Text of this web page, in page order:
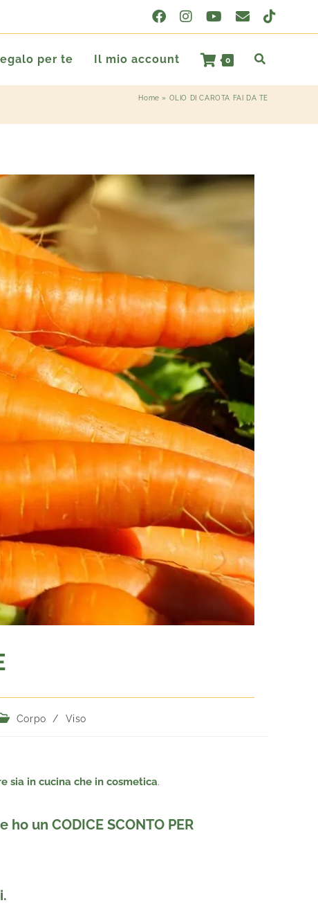
per te Il mio account 0
Home » OLIO DI CAROTA FAI DA TE
Corpo / Viso
sia in cucina che in cosmetica.
un CODICE SCONTO PER